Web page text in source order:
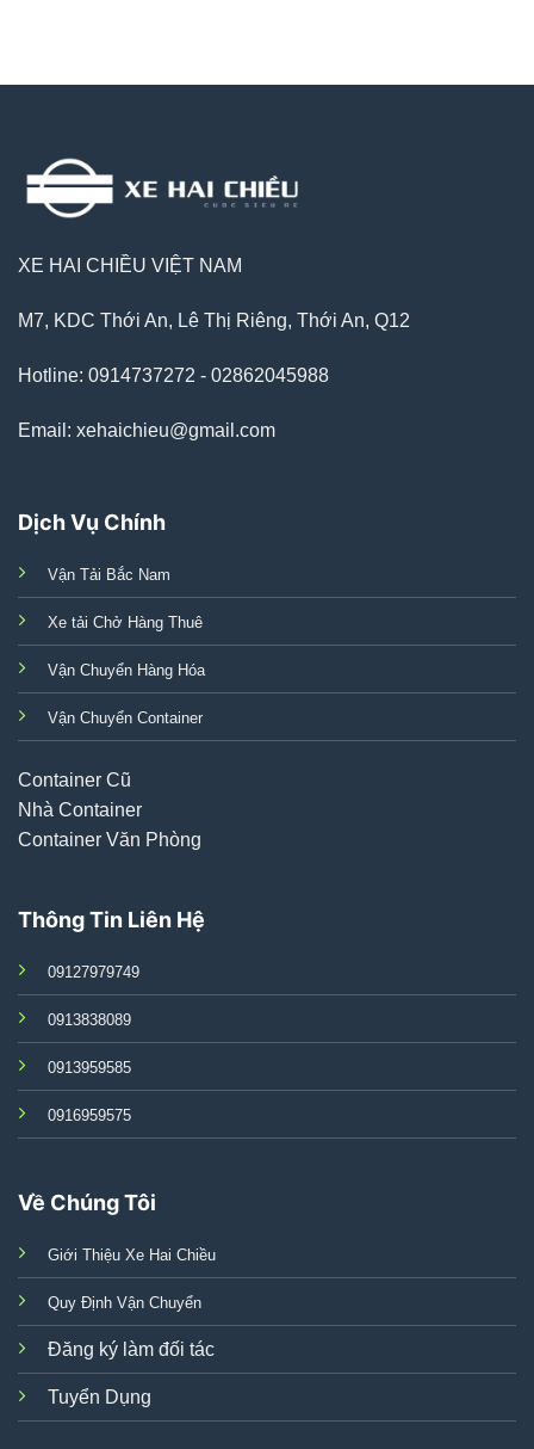
XE HAI CHIỀU VIỆT NAM
M7, KDC Thới An, Lê Thị Riêng, Thới An, Q12
Hotline: 0914737272 - 02862045988
Email: xehaichieu@gmail.com
Dịch Vụ Chính
Vận Tải Bắc Nam
Xe tải Chở Hàng Thuê
Vận Chuyển Hàng Hóa
Vận Chuyển Container
Container Cũ
Nhà Container
Container Văn Phòng
Thông Tin Liên Hệ
09127979749
0913838089
0913959585
0916959575
Về Chúng Tôi
Giới Thiệu Xe Hai Chiều
Quy Định Vận Chuyển
Đăng ký làm đối tác
Tuyển Dụng